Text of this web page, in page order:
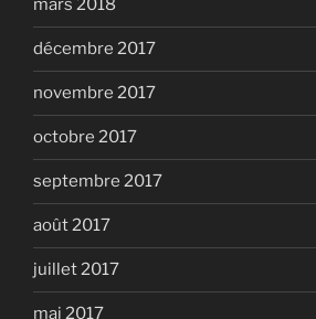
mars 2018
décembre 2017
novembre 2017
octobre 2017
septembre 2017
août 2017
juillet 2017
mai 2017